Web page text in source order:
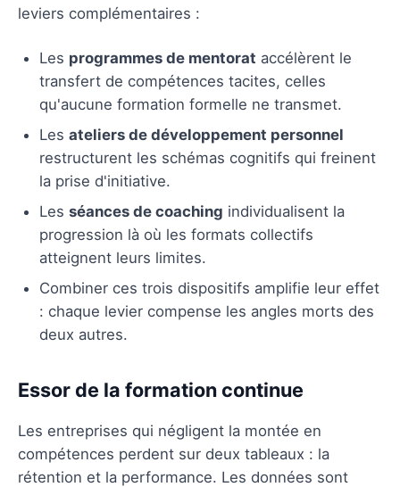
leviers complémentaires :
Les programmes de mentorat accélèrent le
transfert de compétences tacites, celles
qu'aucune formation formelle ne transmet.
Les ateliers de développement personnel
restructurent les schémas cognitifs qui freinent
la prise d'initiative.
Les séances de coaching individualisent la
progression là où les formats collectifs
atteignent leurs limites.
Combiner ces trois dispositifs amplifie leur effet
: chaque levier compense les angles morts des
deux autres.
Essor de la formation continue
Les entreprises qui négligent la montée en
compétences perdent sur deux tableaux : la
rétention et la performance. Les données sont